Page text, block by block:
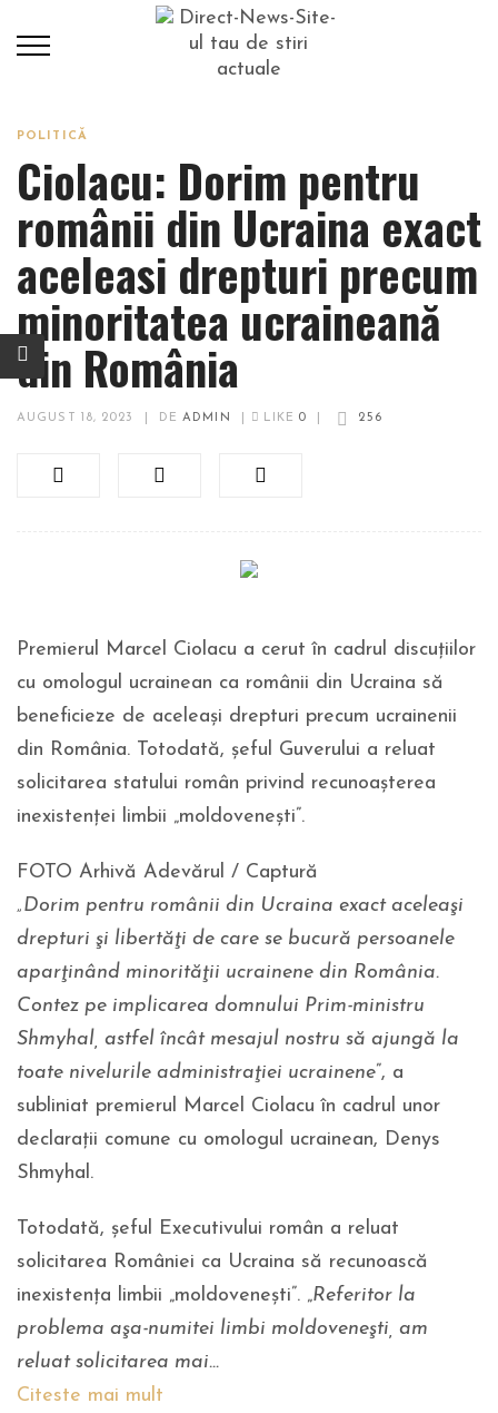
POLITICĂ
Ciolacu: Dorim pentru
românii din Ucraina exact
aceleasi drepturi precum
minoritatea ucraineană
din România
AUGUST 18, 2023 DEADMIN LIKE 0 256
Premierul Marcel Ciolacu a cerut în cadrul discuțiilor
cu omologul ucrainean ca românii din Ucraina să
beneficieze de aceleași drepturi precum ucrainenii
din România. Totodată, șeful Guverului a reluat
solicitarea statului român privind recunoaşterea
inexistenţei limbii „moldoveneşti”.
FOTO Arhivă Adevărul / Captură
„Dorim pentru românii din Ucraina exact aceleaşi
drepturi şi libertăţi de care se bucură persoanele
aparţinând minorităţii ucrainene din România.
Contez pe implicarea domnului Prim-ministru
Shmyhal, astfel încât mesajul nostru să ajungă la
toate nivelurile administraţiei ucrainene”, a
subliniat premierul Marcel Ciolacu în cadrul unor
declarații comune cu omologul ucrainean, Denys
Shmyhal.
Totodată, șeful Executivului român a reluat
solicitarea României ca Ucraina să recunoască
inexistența limbii „moldoveneşti”. „Referitor la
problema aşa-numitei limbi moldoveneşti, am
reluat solicitarea mai…
Citeste mai mult